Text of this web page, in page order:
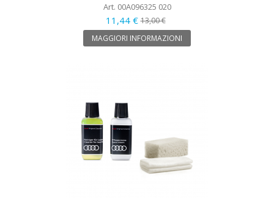
Art. 00A096325 020
11,44 €13,00 €
MAGGIORI INFORMAZIONI